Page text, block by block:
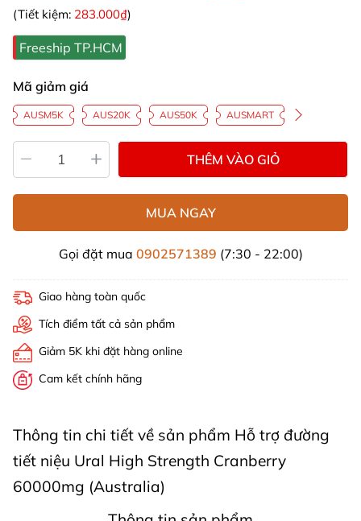
(Tiết kiệm: 283.000₫)
Freeship TP.HCM
Mã giảm giá
AUSM5K AUS20K AUS50K AUSMART
THÊM VÀO GIỎ
MUA NGAY
Gọi đặt mua 0902571389 (7:30 - 22:00)
Giao hàng toàn quốc
Tích điểm tất cả sản phẩm
Giảm 5K khi đặt hàng online
Cam kết chính hãng
Thông tin chi tiết về sản phẩm Hỗ trợ đường
tiết niệu Ural High Strength Cranberry
60000mg (Australia)